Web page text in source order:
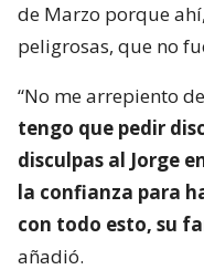
de Marzo porque
peligrosas, que no
“No me arrepiento
tengo que pedir
disculpas al Jorge
la confianza para
con todo esto, su
añadió.